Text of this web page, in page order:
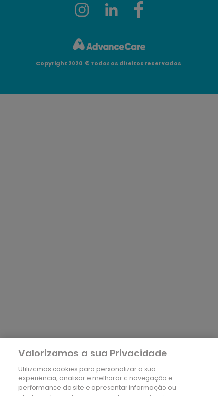
Copyright 2020 © Todos os direitos reservados.
Valorizamos a sua Privacidade
Utilizamos cookies para personalizar a sua
experiência, analisar e melhorar a navegação e
performance do site e apresentar informação ou